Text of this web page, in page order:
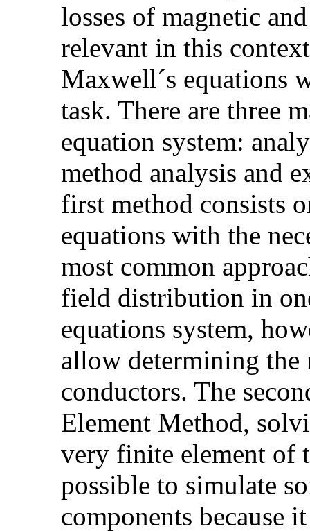
losses of magnetic
relevant in this
Maxwell´s equations
task. There are three
equation system:
method analysis and
first method consists
equations with the
most common
field distribution in
equations system,
allow determining
conductors. The
Element Method,
very finite element of
possible to simulate
components because